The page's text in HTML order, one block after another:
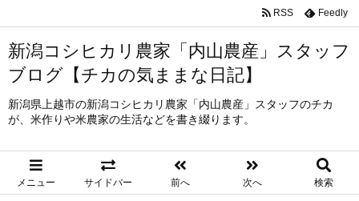
新潟コシヒカリ農家「内山農産」スタッフ
ブログ【チカの気ままな日記】
新潟県上越市の新潟コシヒカリ農家「内山農産」スタッフのチカ
が、米作りや米農家の生活などを書き綴ります。
メニュー サイドバー 前へ 次へ 検索
RSS Feedly